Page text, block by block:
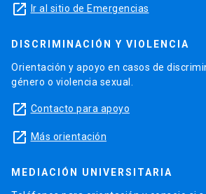
launch Ir al sitio de Emergencias
DISCRIMINACIÓN Y VIOLENCIA
Orientación y apoyo en casos de
género o violencia sexual.
launch Contacto para apoyo
launch Más orientación
MEDIACIÓN UNIVERSITARIA